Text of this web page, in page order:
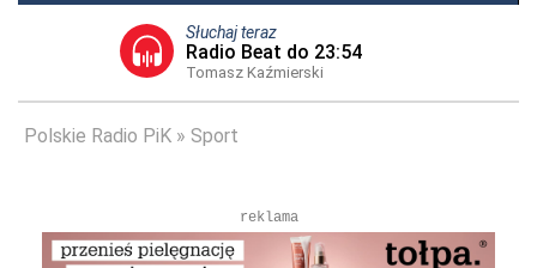
Słuchaj teraz
Radio Beat do 23:54
Tomasz Kaźmierski
Polskie Radio PiK Sport
reklama